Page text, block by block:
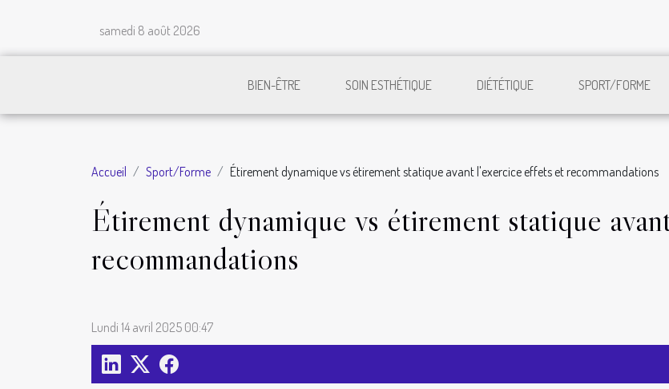
samedi 8 août 2026
BIEN-ÊTRE SOIN ESTHÉTIQUE DIÉTÉTIQUE SPORT/FORME
Accueil Sport/Forme Étirement dynamique vs étirement statique avant l'exercice effets et recommandations
Étirement dynamique vs étirement statique
recommandations
Lundi 14 avril 2025 00:47